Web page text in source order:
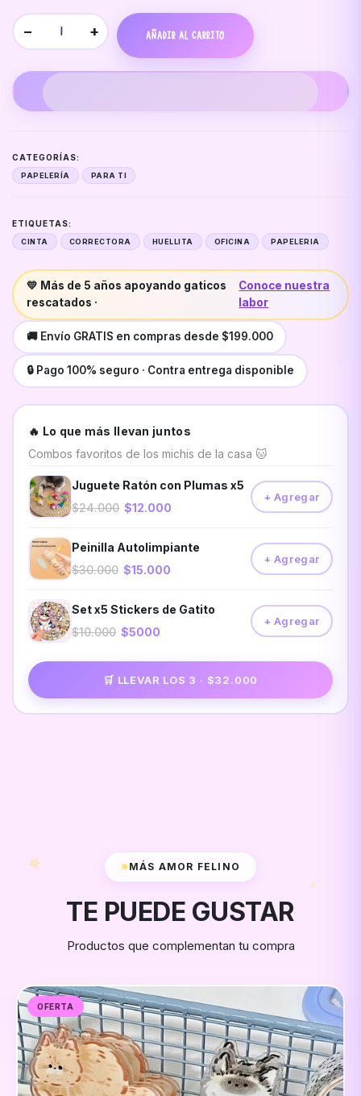
− + AÑADIR AL CARRITO
CATEGORÍAS:
PAPELERÍA PARA TI
ETIQUETAS:
CINTA CORRECTORA HUELLITA OFICINA PAPELERIA
💛 Más de 5 años apoyando gaticos
rescatados ·
Conoce nuestra
labor
🚚 Envío GRATIS en compras desde $199.000
🔒 Pago 100% seguro · Contra entrega disponible
🔥 Lo que más llevan juntos
Combos favoritos de los michis de la casa 🐱
Juguete Ratón con Plumas x5
$24.000 $12.000
+ Agregar
Peinilla Autolimpiante
$30.000 $15.000
+ Agregar
Set x5 Stickers de Gatito
$10.000 $5000
+ Agregar
🛒 LLEVAR LOS 3 · $32.000
⭐
⭐
⭐MÁS AMOR FELINO
TE PUEDE GUSTAR
Productos que complementan tu compra
OFERTA